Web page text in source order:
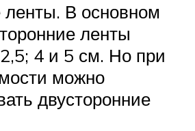
В основном
ленты
4 и 5 см. Но при
можно
двусторонние